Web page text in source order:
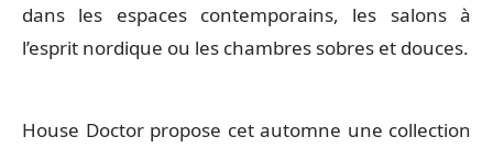
dans les espaces contemporains, les salons à
l’esprit nordique ou les chambres sobres et douces.
House Doctor propose cet automne une collection